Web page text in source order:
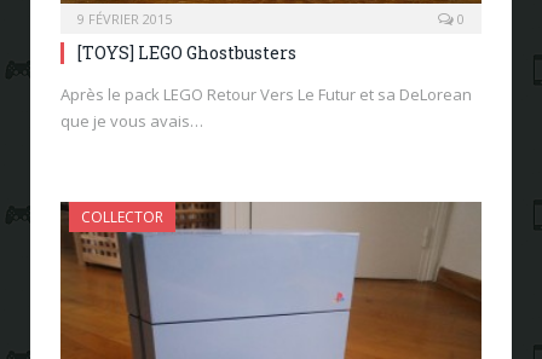
9 FÉVRIER 2015 0
[TOYS] LEGO Ghostbusters
Après le pack LEGO Retour Vers Le Futur et sa DeLorean
que je vous avais…
COLLECTOR